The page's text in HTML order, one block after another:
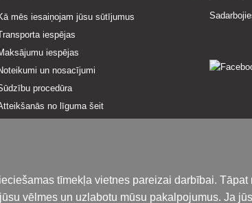
mēs iesaiņojam jūsu sūtījumus
iespējas
iespējas
un nosacījumi
procedūra
no līguma šeit
piedāvājumā
Vietnes karte
tīmekļa vietnes pareizai darbībai.
vēlmes un uzlabotu mūsu pakalpojumus. Ja